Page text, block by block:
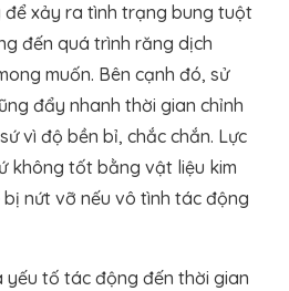
xảy ra tình trạng bung tuột
đến quá trình răng dịch
muốn. Bên cạnh đó, sử
đẩy nhanh thời gian chỉnh
vì độ bền bỉ, chắc chắn. Lực
không tốt bằng vật liệu kim
nứt vỡ nếu vô tình tác động
tố tác động đến thời gian